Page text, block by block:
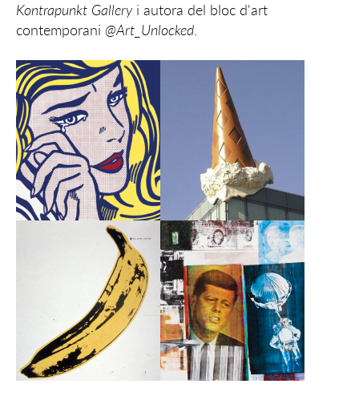
Kontrapunkt Galleryi autora del bloc d'art
contemporani @Art_Unlocked